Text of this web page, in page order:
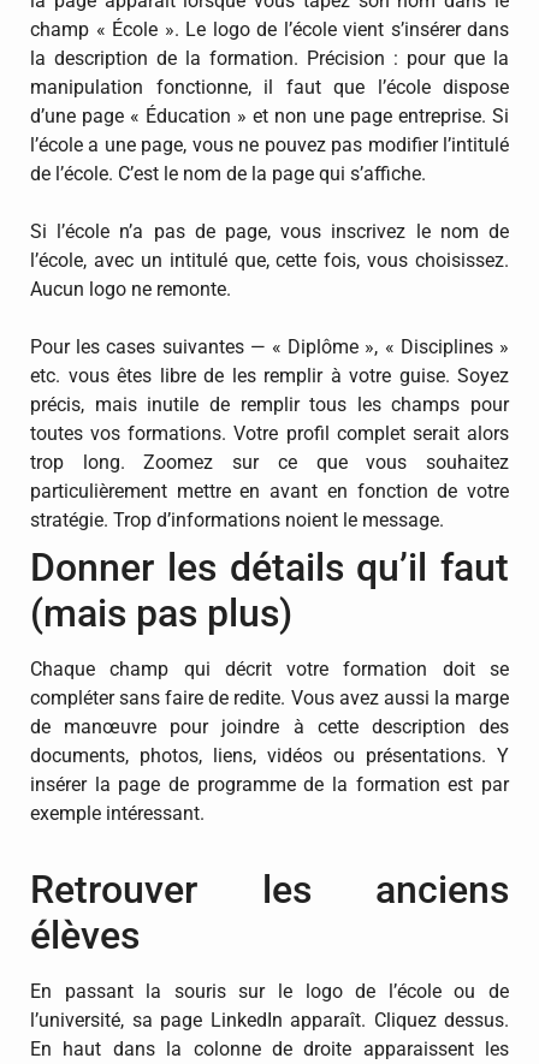
champ « École ». Le logo de l’école vient s’insérer dans
la description de la formation. Précision : pour que la
manipulation fonctionne, il faut que l’école dispose
d’une page « Éducation » et non une page entreprise. Si
l’école a une page, vous ne pouvez pas modifier l’intitulé
de l’école. C’est le nom de la page qui s’affiche.
Si l’école n’a pas de page, vous inscrivez le nom de
l’école, avec un intitulé que, cette fois, vous choisissez.
Aucun logo ne remonte.
Pour les cases suivantes — « Diplôme », « Disciplines »
etc. vous êtes libre de les remplir à votre guise. Soyez
précis, mais inutile de remplir tous les champs pour
toutes vos formations. Votre profil complet serait alors
trop long. Zoomez sur ce que vous souhaitez
particulièrement mettre en avant en fonction de votre
stratégie. Trop d’informations noient le message.
Donner les détails qu’il faut
(mais pas plus)
Chaque champ qui décrit votre formation doit se
compléter sans faire de redite. Vous avez aussi la marge
de manœuvre pour joindre à cette description des
documents, photos, liens, vidéos ou présentations. Y
insérer la page de programme de la formation est par
exemple intéressant.
Retrouver les anciens
élèves
En passant la souris sur le logo de l’école ou de
l’université, sa page LinkedIn apparaît. Cliquez dessus.
En haut dans la colonne de droite apparaissent les